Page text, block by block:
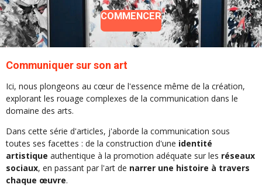
COMMENCER
Communiquer sur son art
Ici, nous plongeons au cœur de l'essence même de la création,
explorant les rouage complexes de la communication dans le
domaine des arts.
Dans cette série d'articles, j'aborde la communication sous
toutes ses facettes : de la construction d'une identité
artistique authentique à la promotion adéquate sur les réseaux
sociaux, en passant par l'art de narrer une histoire à travers
chaque œuvre.